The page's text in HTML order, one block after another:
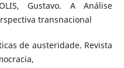
Gustavo. A Análise
transnacional
de austeridade. Revista